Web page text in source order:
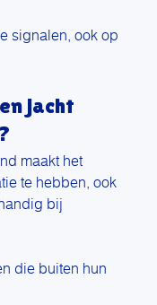
signalen, ook op
jacht
maakt het
te hebben, ook
bij
die buiten hun